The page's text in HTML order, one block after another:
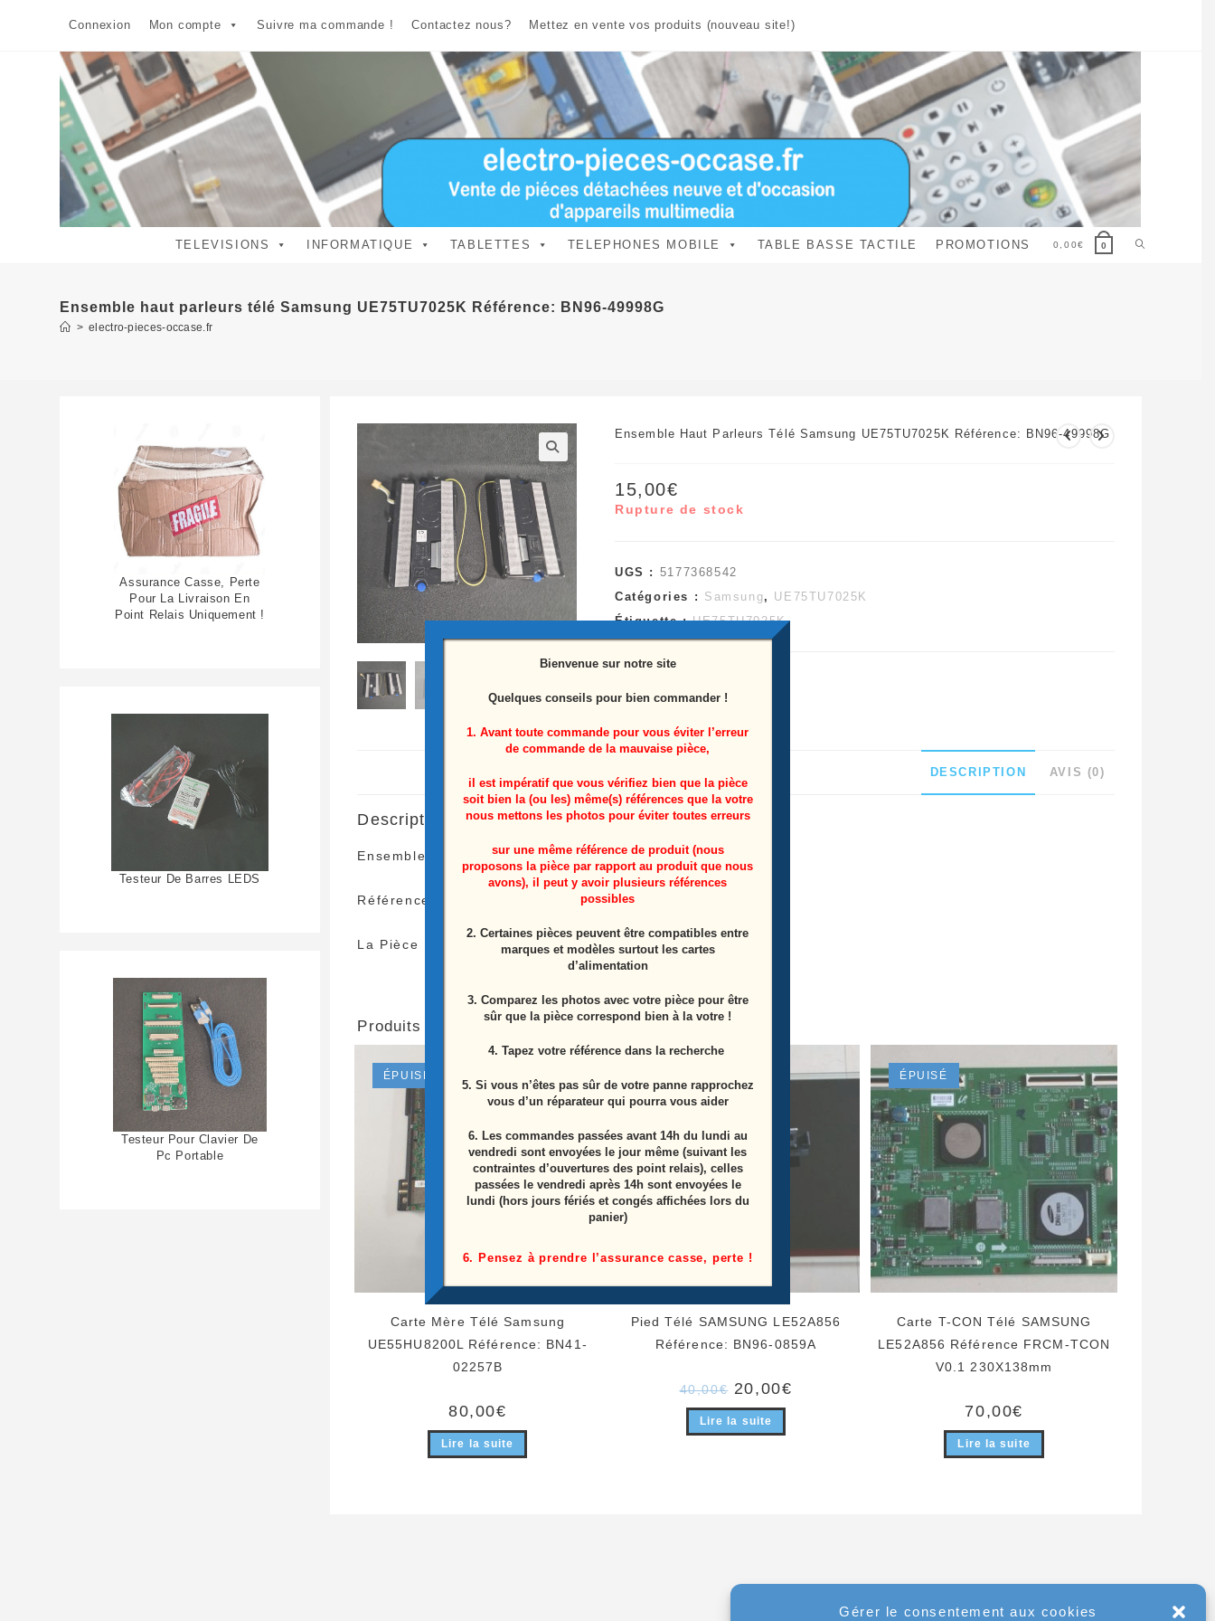
Gérer le consentement aux cookies
Connexion Mon compte Suivre ma commande ! Contactez nous? Mettez en vente vos produits (nouveau site!)
TELEVISIONS INFORMATIQUE TABLETTES TELEPHONES MOBILE TABLE BASSE TACTILE PROMOTIONS 0,00€ 0 Toggle
Ensemble haut parleurs télé Samsung UE75TU7025K Référence: BN96-49998G
> electro-pieces-occase.fr
🔍
Ensemble Haut Parleurs Télé Samsung UE75TU7025K Référence: BN96-49998G
15,00€
Rupture de stock
UGS : 5177368542
Catégories : Samsung, UE75TU7025K
Étiquette :UE75TU7025K
DESCRIPTION AVIS (0)
Description
Ensemble haut parleurs télé SamsungUE75TU7025K
Référence: BN96-49998G
La Pièce Provient D’une Télé Écran Casser
Produits similaires
ÉPUISÉ
Carte Mère Télé Samsung
UE55HU8200L Référence: BN41-
02257B
80,00€
Lire la suite
Pied Télé SAMSUNG LE52A856
Référence: BN96-0859A
40,00€ Le
prix
initial
était :
40,00€.
20,00€
Lire la suite
ÉPUISÉ
Carte T-CON Télé SAMSUNG
LE52A856 Référence FRCM-TCON
V0.1 230X138mm
70,00€
Lire la suite
Assurance Casse, Perte
Pour La Livraison En
Point Relais Uniquement !
Testeur De Barres LEDS
Testeur Pour Clavier De
Pc Portable
Bienvenue sur notre site
Quelques conseils pour bien commander !
1. Avant toute commande pour vous éviter l’erreur
de commande de la mauvaise pièce,
il est impératif que vous vérifiez bien que la pièce
soit bien la (ou les) même(s) références que la votre
nous mettons les photos pour éviter toutes erreurs
sur une même référence de produit (nous
proposons la pièce par rapport au produit que nous
avons), il peut y avoir plusieurs références
possibles
2. Certaines pièces peuvent être compatibles entre
marques et modèles surtout les cartes
d’alimentation
3. Comparez les photos avec votre pièce pour être
sûr que la pièce correspond bien à la votre !
4. Tapez votre référence dans la recherche
5. Si vous n’êtes pas sûr de votre panne rapprochez
vous d’un réparateur qui pourra vous aider
6. Les commandes passées avant 14h du lundi au
vendredi sont envoyées le jour même (suivant les
contraintes d’ouvertures des point relais), celles
passées le vendredi après 14h sont envoyées le
lundi (hors jours fériés et congés affichées lors du
panier)
6. Pensez à prendre l’assurance casse, perte !